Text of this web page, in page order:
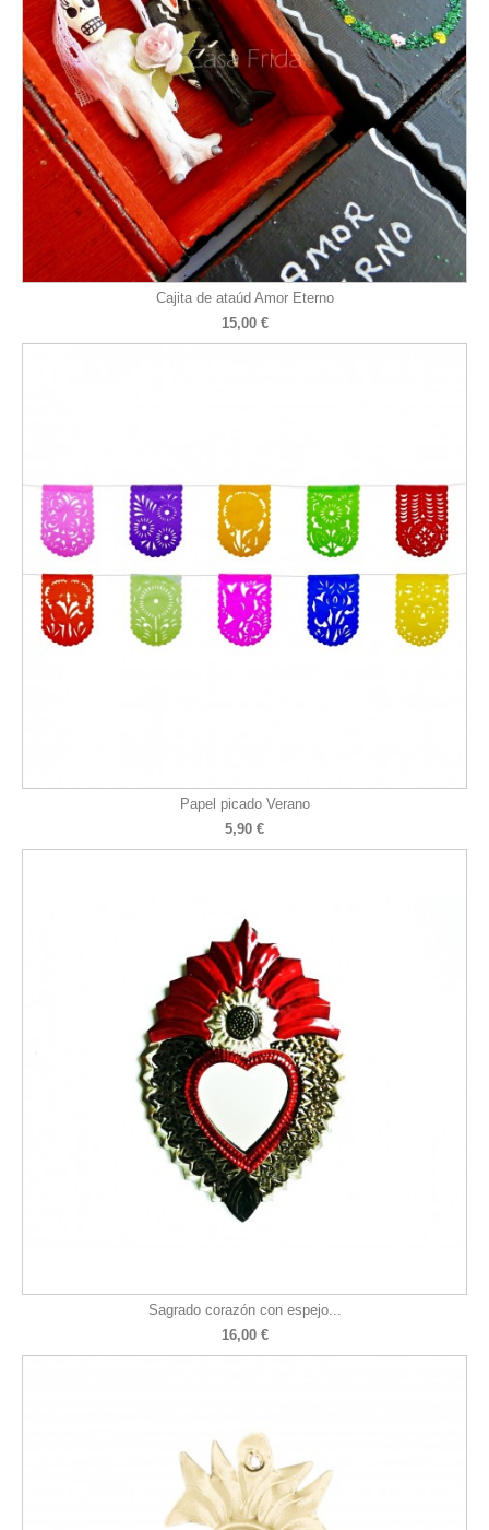
Cajita de ataúd Amor Eterno
15,00 €
Papel picado Verano
5,90 €
Sagrado corazón con espejo...
16,00 €